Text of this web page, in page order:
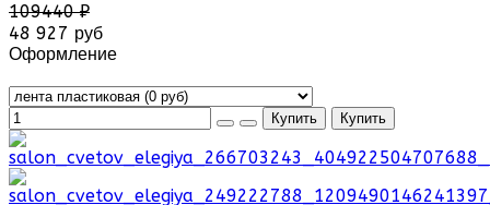
109440 ₽
48 927 руб
Оформление